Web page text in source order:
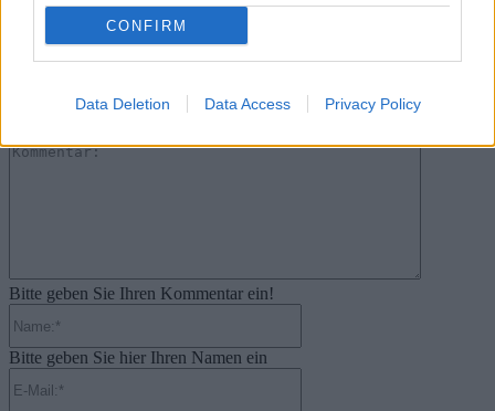
CONFIRM
Data Deletion Data Access Privacy Policy
Millionen verkaufte Konsolen
Kommentieren Sie den Artikel
Bitte geben Sie Ihren Kommentar ein!
Bitte geben Sie hier Ihren Namen ein